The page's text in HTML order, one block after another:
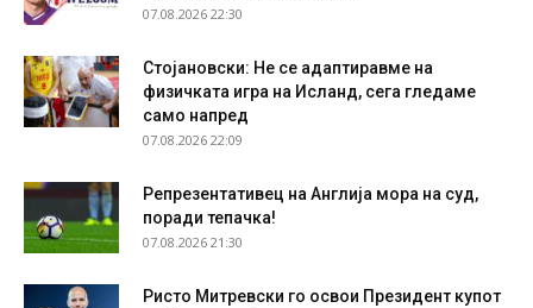
07.08.2026 22:30
Стојановски: Не се адаптиравме на
физичката игра на Исланд, сега гледаме
само напред
07.08.2026 22:09
Репрезентативец на Англија мора на суд,
поради тепачка!
07.08.2026 21:30
Ристо Митревски го освои Президент купот